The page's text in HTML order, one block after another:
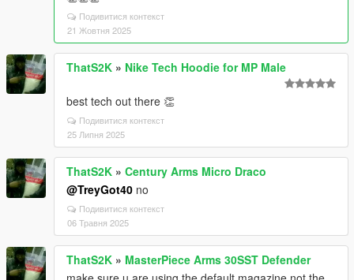
Подивитися контекст
21 Жовтня 2025
ThatS2K » Nike Tech Hoodie for MP Male
best tech out there 👏
Подивитися контекст
25 Липня 2025
ThatS2K » Century Arms Micro Draco
@TreyGot40 no
Подивитися контекст
06 Травня 2025
ThatS2K » MasterPiece Arms 30SST Defender